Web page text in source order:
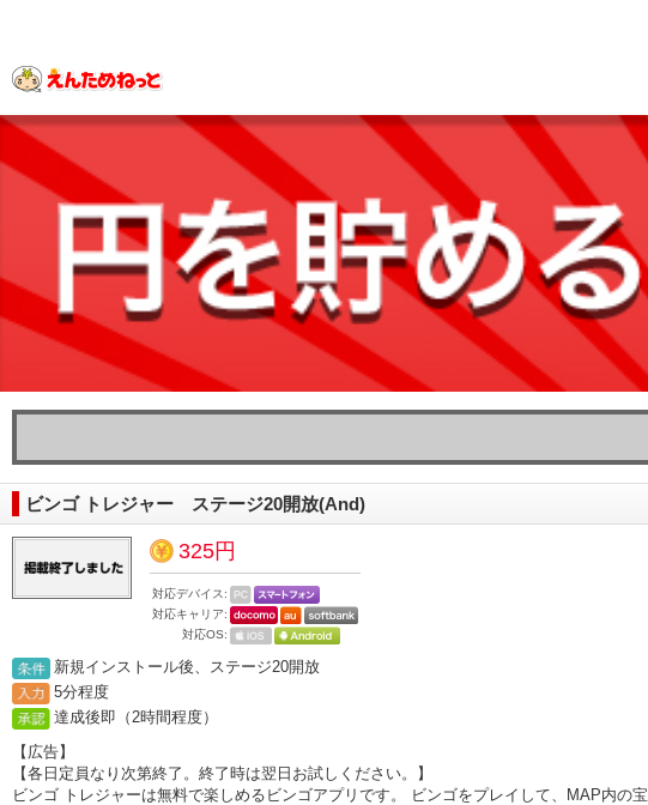
ビンゴ トレジャー ステージ20開放(And)
325円
対応デバイス:
対応キャリア:
対応OS:
新規インストール後、ステージ20開放
5分程度
達成後即（2時間程度）
【広告】
【各日定員なり次第終了。終了時は翌日お試しください。】
ビンゴ トレジャーは無料で楽しめるビンゴアプリです。 ビンゴをプレイして、MAP内